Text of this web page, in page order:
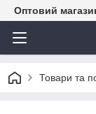
Оптовий
Товари та